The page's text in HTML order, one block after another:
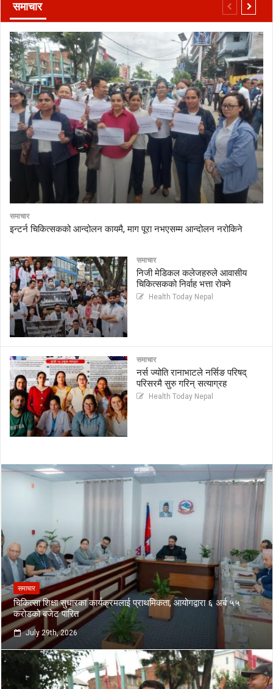
समाचार
समाचार
इन्टर्न चिकित्सकको आन्दोलन कायमै, माग पूरा नभएसम्म आन्दोलन नरोकिने
समाचार
निजी मेडिकल कलेजहरुले आवासीय
चिकित्सकको निर्वाह भत्ता रोक्ने
Health Today Nepal
समाचार
नर्स ज्योति रानाभाटले नर्सिङ परिषद्
परिसरमै सुरु गरिन् सत्याग्रह
Health Today Nepal
समाचार
चिकित्सा शिक्षा सुधारका कार्यक्रमलाई प्राथमिकता, आयोगद्वारा ६ अर्ब ५५
करोडको बजेट पारित
July 29th, 2026